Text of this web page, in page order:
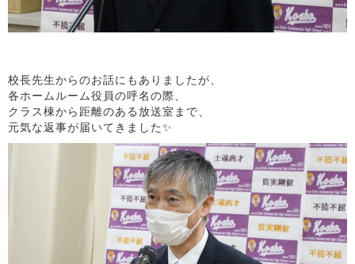
校長先生からのお話にもありましたが、
各ホームルーム役員の呼名の際、
クラス棟から距離のある放送室まで、
元気な返事が届いてきました✨